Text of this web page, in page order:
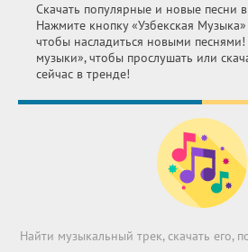
Скачать популярные и новые песни
Нажмите кнопку «Узбекская
чтобы насладиться новыми
музыки», чтобы прослушать или
сейчас в тренде!
Найти музыкальный трек, скачать его,